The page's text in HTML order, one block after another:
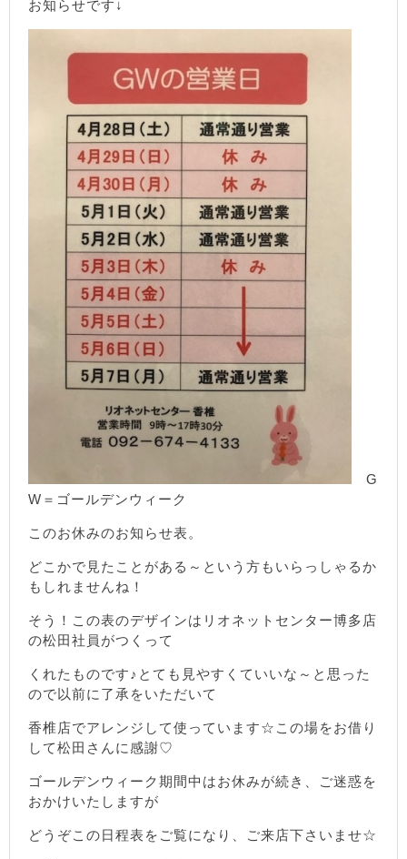
お知らせです↓
G
W＝ゴールデンウィーク
このお休みのお知らせ表。
どこかで見たことがある～という方もいらっしゃるか
もしれませんね！
そう！この表のデザインはリオネットセンター博多店
の松田社員がつくって
くれたものです♪とても見やすくていいな～と思った
ので以前に了承をいただいて
香椎店でアレンジして使っています☆この場をお借り
して松田さんに感謝♡
ゴールデンウィーク期間中はお休みが続き、ご迷惑を
おかけいたしますが
どうぞこの日程表をご覧になり、ご来店下さいませ☆